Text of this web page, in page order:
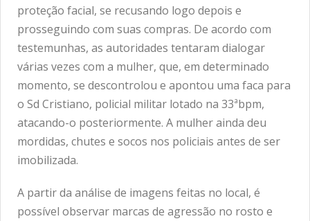
proteção facial, se recusando logo depois e
prosseguindo com suas compras. De acordo com
testemunhas, as autoridades tentaram dialogar
várias vezes com a mulher, que, em determinado
momento, se descontrolou e apontou uma faca para
o Sd Cristiano, policial militar lotado na 33ªbpm,
atacando-o posteriormente. A mulher ainda deu
mordidas, chutes e socos nos policiais antes de ser
imobilizada.
A partir da análise de imagens feitas no local, é
possível observar marcas de agressão no rosto e